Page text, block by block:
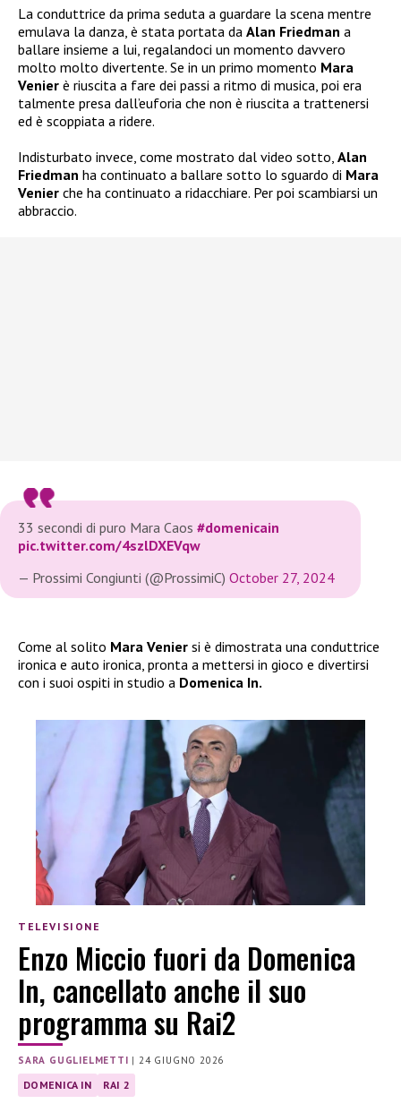
La conduttrice da prima seduta a guardare la scena mentre
emulava la danza, è stata portata da Alan Friedman a
ballare insieme a lui, regalandoci un momento davvero
molto molto divertente. Se in un primo momento Mara
Venier è riuscita a fare dei passi a ritmo di musica, poi era
talmente presa dall’euforia che non è riuscita a trattenersi
ed è scoppiata a ridere.
Indisturbato invece, come mostrato dal video sotto, Alan
Friedman ha continuato a ballare sotto lo sguardo di Mara
Venier che ha continuato a ridacchiare. Per poi scambiarsi un
abbraccio.
33 secondi di puro Mara Caos #domenicain
pic.twitter.com/4szlDXEVqw
— Prossimi Congiunti (@ProssimiC) October 27, 2024
Come al solito Mara Venier si è dimostrata una conduttrice
ironica e auto ironica, pronta a mettersi in gioco e divertirsi
con i suoi ospiti in studio a Domenica In.
TELEVISIONE
Enzo Miccio fuori da Domenica
In, cancellato anche il suo
programma su Rai2
SARA GUGLIELMETTI | 24 GIUGNO 2026
DOMENICA IN RAI 2